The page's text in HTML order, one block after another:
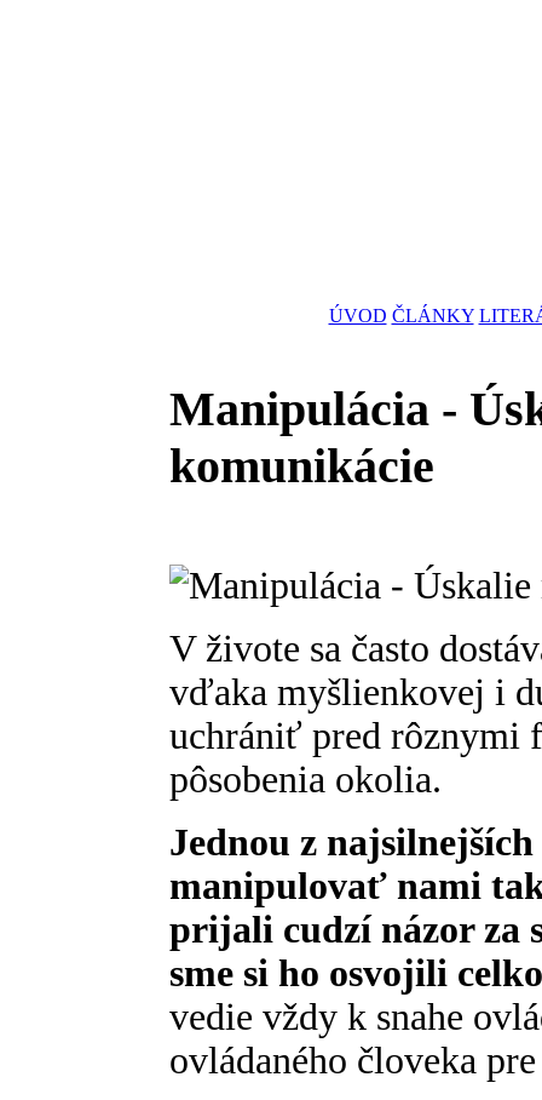
ÚVOD ČLÁNKY
Manipulácia -
komunikácie
V živote sa často
vďaka myšlienkovej i
uchrániť pred rôznymi
pôsobenia okolia.
Jednou z
manipulovať nami
prijali cudzí názor za
sme si ho osvojili
vedie vždy k snahe
ovládaného človeka